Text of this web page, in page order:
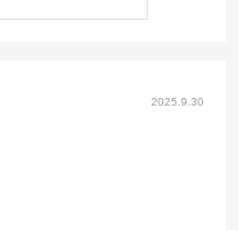
2025.9.30